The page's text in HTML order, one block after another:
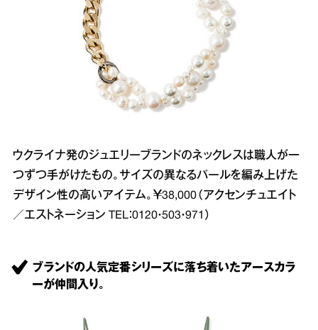
ウクライナ発のジュエリーブランドのネックレスは職人が一
つずつ手がけたもの。サイズの異なるパールを編み上げた
デザイン性の高いアイテム。￥38,000（アクセンチュエイト
／エストネーション TEL：0120・503・971）
ブランドの人気定番シリーズに落ち着いたアースカラ
ーが仲間入り。